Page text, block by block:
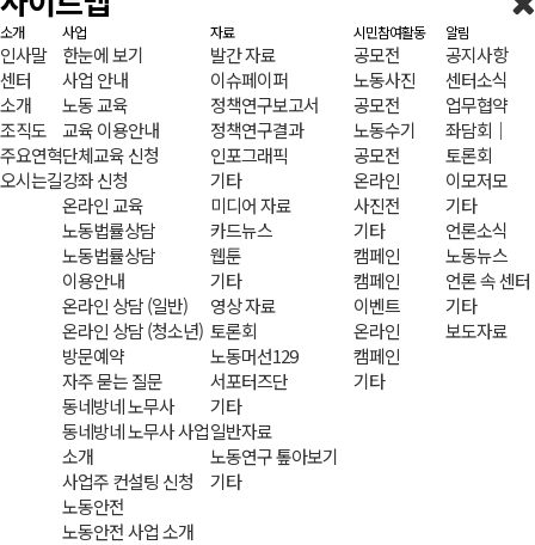
소개
인사말
센터
소개
조직도
주요연혁
오시는길
사업
한눈에 보기
사업 안내
노동 교육
교육 이용안내
단체교육 신청
강좌 신청
온라인 교육
노동법률상담
노동법률상담
이용안내
온라인 상담 (일반)
온라인 상담 (청소년)
방문예약
자주 묻는 질문
동네방네 노무사
동네방네 노무사 사업
소개
사업주 컨설팅 신청
노동안전
노동안전 사업 소개
자료
발간 자료
이슈페이퍼
정책연구보고서
정책연구결과
인포그래픽
기타
미디어 자료
카드뉴스
웹툰
기타
영상 자료
토론회
노동머선129
서포터즈단
기타
일반자료
노동연구 톺아보기
기타
시민참여활동
공모전
노동사진
공모전
노동수기
공모전
온라인
사진전
기타
캠페인
캠페인
이벤트
온라인
캠페인
기타
알림
공지사항
센터소식
업무협약
좌담회｜
토론회
이모저모
기타
언론소식
노동뉴스
언론 속 센터
기타
보도자료